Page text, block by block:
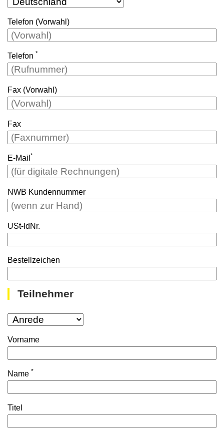
Telefon (Vorwahl)
Telefon *
Fax (Vorwahl)
Fax
E-Mail *
NWB Kundennummer
USt-IdNr.
Bestellzeichen
Teilnehmer
Vorname
Name *
Titel